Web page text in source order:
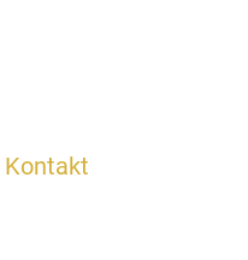
Kontakt